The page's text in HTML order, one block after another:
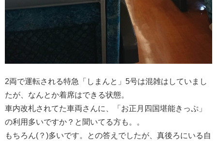
2両で運転される特急「しまんと」5号は混雑はしていまし
たが、なんとか着席はできる状態。
車内改札されてた車両さんに、「お正月四国堪能きっぷ」
の利用多いですか？と聞いてる方も。。
もちろん(？)多いです。との答えでしたが、真後ろにいる自